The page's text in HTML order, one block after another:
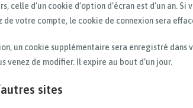
celle d’un cookie d’option d’écran est d’un an.
de votre compte, le cookie de connexion sera
un cookie supplémentaire sera enregistré
venez de modifier. Il expire au bout d’un jour.
sites